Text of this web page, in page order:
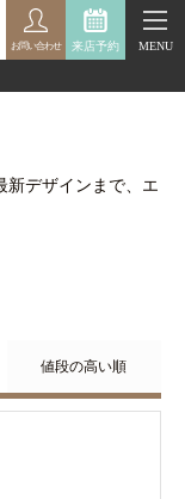
来店予約
お問い合わせ MENU
新デザインまで、エ
値段の高い順